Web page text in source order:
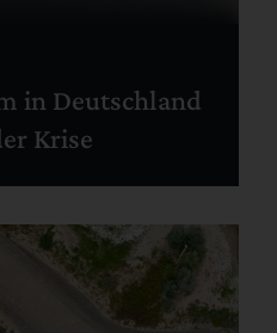
in Deutschland
Krise